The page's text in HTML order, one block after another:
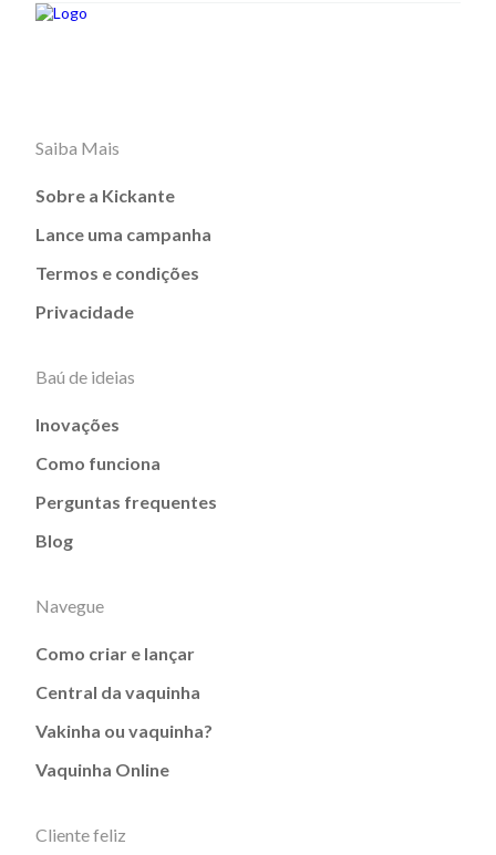
Saiba Mais
Sobre a Kickante
Lance uma campanha
Termos e condições
Privacidade
Baú de ideias
Inovações
Como funciona
Perguntas frequentes
Blog
Navegue
Como criar e lançar
Central da vaquinha
Vakinha ou vaquinha?
Vaquinha Online
Cliente feliz